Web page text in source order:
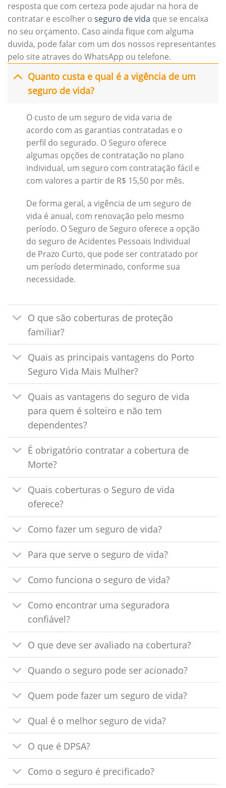
resposta que com certeza pode ajudar na hora de
contratar e escolher o seguro de vida que se encaixa
no seu orçamento. Caso ainda fique com alguma
duvida, pode falar com um dos nossos representantes
pelo site atraves do WhatsApp ou telefone.
Quanto custa e qual é a vigência de um
seguro de vida?
O custo de um seguro de vida varia de
acordo com as garantias contratadas e o
perfil do segurado. O Seguro oferece
algumas opções de contratação no plano
individual, um seguro com contratação fácil e
com valores a partir de R$ 15,50 por mês.
De forma geral, a vigência de um seguro de
vida é anual, com renovação pelo mesmo
período. O Seguro de Seguro oferece a opção
do seguro de Acidentes Pessoais Individual
de Prazo Curto, que pode ser contratado por
um período determinado, conforme sua
necessidade.
O que são coberturas de proteção
familiar?
Quais as principais vantagens do Porto
Seguro Vida Mais Mulher?
Quais as vantagens do seguro de vida
para quem é solteiro e não tem
dependentes?
É obrigatório contratar a cobertura de
Morte?
Quais coberturas o Seguro de vida
oferece?
Como fazer um seguro de vida?
Para que serve o seguro de vida?
Como funciona o seguro de vida?
Como encontrar uma seguradora
confiável?
O que deve ser avaliado na cobertura?
Quando o seguro pode ser acionado?
Quem pode fazer um seguro de vida?
Qual é o melhor seguro de vida?
O que é DPSA?
Como o seguro é precificado?